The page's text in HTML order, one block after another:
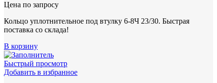
Цена по запросу
Кольцо уплотнительное под втулку 6-8Ч 23/30. Быстрая
поставка со склада!
В корзину
Быстрый просмотр
Добавить в избранное